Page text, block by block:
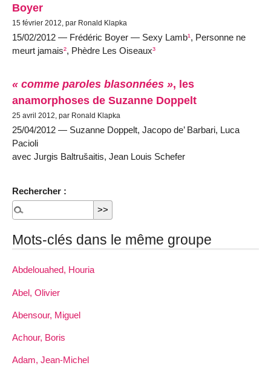
Boyer
15 février 2012, par Ronald Klapka
15/02/2012 — Frédéric Boyer — Sexy Lamb¹, Personne ne
meurt jamais², Phèdre Les Oiseaux³
« comme paroles blasonnées », les
anamorphoses de Suzanne Doppelt
25 avril 2012, par Ronald Klapka
25/04/2012 — Suzanne Doppelt, Jacopo de’ Barbari, Luca
Pacioli
avec Jurgis Baltrušaitis, Jean Louis Schefer
Rechercher :
Mots-clés dans le même groupe
Abdelouahed, Houria
Abel, Olivier
Abensour, Miguel
Achour, Boris
Adam, Jean-Michel